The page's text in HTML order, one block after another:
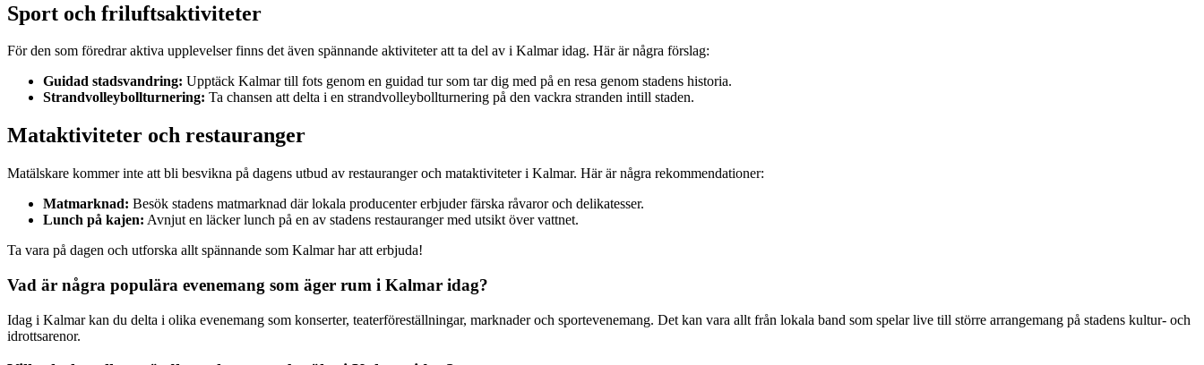
Sport och friluftsaktiviteter
För den som föredrar aktiva upplevelser finns det även spännande aktiviteter att ta del av i Kalmar idag. Här är några förslag:
Guidad stadsvandring: Upptäck Kalmar till fots genom en guidad tur som tar dig med på en resa genom stadens historia.
Strandvolleybollturnering: Ta chansen att delta i en strandvolleybollturnering på den vackra stranden intill staden.
Mataktiviteter och restauranger
Matälskare kommer inte att bli besvikna på dagens utbud av restauranger och mataktiviteter i Kalmar. Här är några rekommendationer:
Matmarknad: Besök stadens matmarknad där lokala producenter erbjuder färska råvaror och delikatesser.
Lunch på kajen: Avnjut en läcker lunch på en av stadens restauranger med utsikt över vattnet.
Ta vara på dagen och utforska allt spännande som Kalmar har att erbjuda!
Vad är några populära evenemang som äger rum i Kalmar idag?
Idag i Kalmar kan du delta i olika evenemang som konserter, teaterföreställningar, marknader och sportevenemang. Det kan vara allt från lokala band som spelar live till större arrangemang på stadens kultur- och
idrottsarenor.